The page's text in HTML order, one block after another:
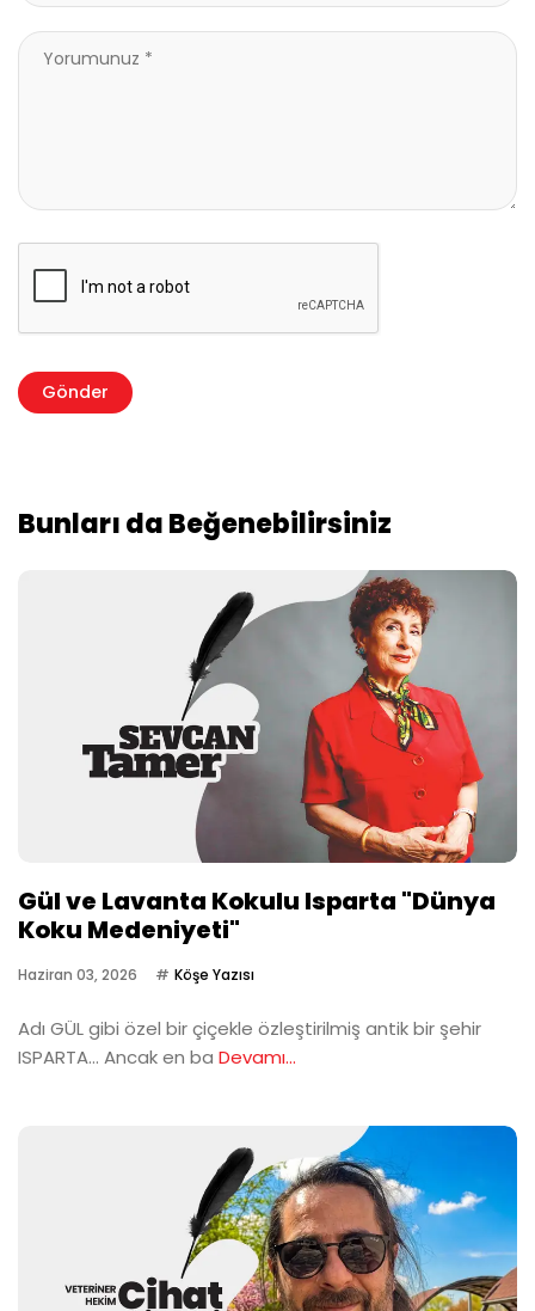
Bunları da Beğenebilirsiniz
Gül ve Lavanta Kokulu Isparta "Dünya
Koku Medeniyeti"
Haziran 03, 2026 Köşe Yazısı
Adı GÜL gibi özel bir çiçekle özleştirilmiş antik bir şehir
ISPARTA… Ancak en ba Devamı...